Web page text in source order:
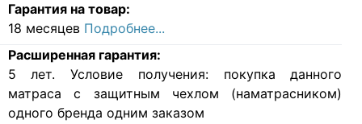
Гарантия на товар:
18 месяцев Подробнее...
Расширенная гарантия:
5 лет. Условие получения: покупка данного
матраса с защитным чехлом (наматрасником)
одного бренда одним заказом